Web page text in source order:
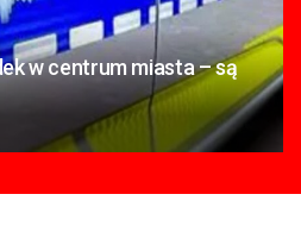
w centrum miasta – są